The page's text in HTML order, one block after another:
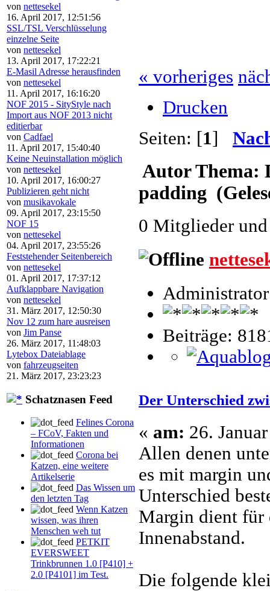
von nettesekel
16. April 2017, 12:51:56
SSL/TSL Verschlüsselung
einzelne Seite
von nettesekel
13. April 2017, 17:22:21
E-Masil Adresse herausfinden
von nettesekel
11. April 2017, 16:16:20
NOF 2015 - SityStyle nach
Import aus NOF 2013 nicht
editierbar
von Cadfael
11. April 2017, 15:40:40
Keine Neuinstallation möglich
von nettesekel
10. April 2017, 16:00:27
Publizieren geht nicht
von musikavokale
09. April 2017, 23:15:50
NOF 15
von nettesekel
04. April 2017, 23:55:26
Feststehender Seitenbereich
von nettesekel
01. April 2017, 17:37:12
Aufklappbare Navigation
von nettesekel
31. März 2017, 12:50:30
Nov 12 zum hare ausreisen
von Jim Panse
26. März 2017, 11:48:03
Lytebox Dateiablage
von fahrzeugseiten
21. März 2017, 23:23:23
Schatznasen Feed
Felines Corona
– FCoV, Fakten und
Informationen
Corona bei
Katzen, eine weitere
Artikelserie
Das Wissen um
den letzten Tag
Wenn Katzen
wissen, was ihren
Menschen weh tut
PETKIT
EVERSWEET
Trinkbrunnen 1.0 [P410] +
2.0 [P4101] im Test.
« vorheriges
Drucken
Seiten: [1]
AutorThema:
padding
0 Mitglieder und
Administrator
Beiträge:
Der Unterschied
« am: 26.
Allen denen
es mit margin
Unterschied
Margin dient für
Innenabstand.
Die folgende